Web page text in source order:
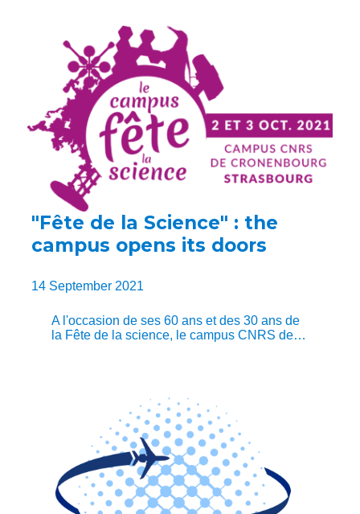
"Fête de la Science" : the
campus opens its doors
14 September 2021
A l'occasion de ses 60 ans et des 30 ans de
la Fête de la science, le campus CNRS de…